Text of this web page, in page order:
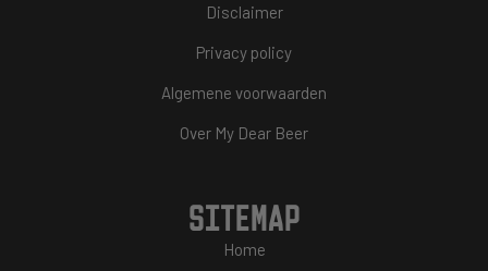
Disclaimer
Privacy policy
Algemene voorwaarden
Over My Dear Beer
SITEMAP
Home